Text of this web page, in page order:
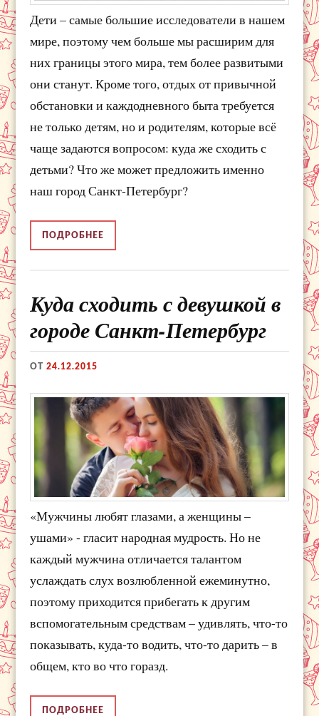
Дети – самые большие исследователи в нашем
мире, поэтому чем больше мы расширим для
них границы этого мира, тем более развитыми
они станут. Кроме того, отдых от привычной
обстановки и каждодневного быта требуется
не только детям, но и родителям, которые всё
чаще задаются вопросом: куда же сходить с
детьми? Что же может предложить именно
наш город Санкт-Петербург?
ПОДРОБНЕЕ
Куда сходить с девушкой в
городе Санкт-Петербург
ОТ24.12.2015
«Мужчины любят глазами, а женщины –
ушами» - гласит народная мудрость. Но не
каждый мужчина отличается талантом
услаждать слух возлюбленной ежеминутно,
поэтому приходится прибегать к другим
вспомогательным средствам – удивлять, что-то
показывать, куда-то водить, что-то дарить – в
общем, кто во что горазд.
ПОДРОБНЕЕ